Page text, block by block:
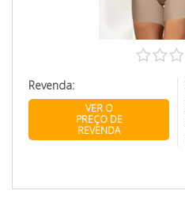
Revenda:
VER O
PREÇO DE
REVENDA